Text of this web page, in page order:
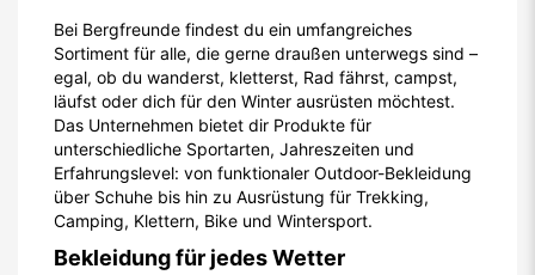
Bei Bergfreunde findest du ein umfangreiches
Sortiment für alle, die gerne draußen unterwegs sind –
egal, ob du wanderst, kletterst, Rad fährst, campst,
läufst oder dich für den Winter ausrüsten möchtest.
Das Unternehmen bietet dir Produkte für
unterschiedliche Sportarten, Jahreszeiten und
Erfahrungslevel: von funktionaler Outdoor-Bekleidung
über Schuhe bis hin zu Ausrüstung für Trekking,
Camping, Klettern, Bike und Wintersport.
Bekleidung für jedes Wetter